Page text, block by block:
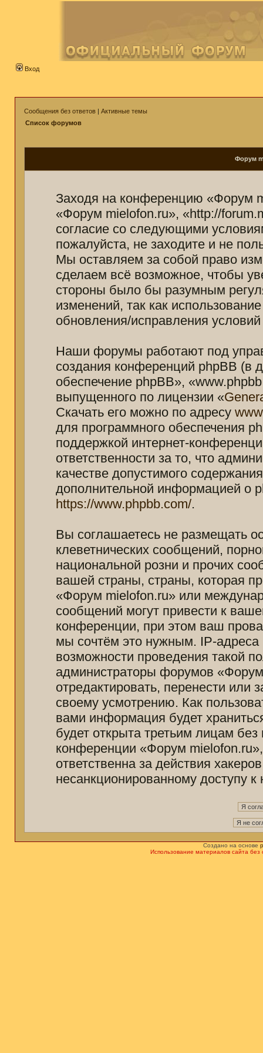
Вход
Сообщения без ответов | Активные темы
Список форумов
Форум
Заходя на конференцию «Форум
«Форум mielofon.ru», «http://
согласие со следующими
пожалуйста, не заходите и не
Мы оставляем за собой право
сделаем всё возможное, чтобы
стороны было бы разумным
изменений, так как
обновления/исправления
Наши форумы работают под
создания конференций phpBB (в
обеспечение phpBB»,
выпущенного по лицензии «
Скачать его можно по адресу
для программного обеспечения
поддержкой интернет-
ответственности за то, что
качестве допустимого
дополнительной информацией о
https://www.phpbb.com/.
Вы соглашаетесь не размещать
клеветнических сообщений,
национальной розни и прочих
вашей страны, страны, которая
«Форум mielofon.ru» или
сообщений могут привести к
конференции, при этом ваш
мы сочтём это нужным. IP-
возможности проведения такой
администраторы форумов
отредактировать, перенести
своему усмотрению. Как
вами информация будет
будет открыта третьим лицам
конференции «Форум
ответственна за действия
несанкционированному доступу к
Создано на основе
Использование материалов сайта